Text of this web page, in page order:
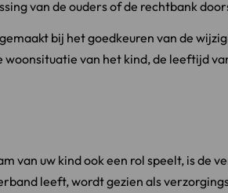
van de ouders of de rechtbank
bij het goedkeuren van de
van het kind, de leeftijd
van uw kind ook een rol speelt, is de
leeft, wordt gezien als